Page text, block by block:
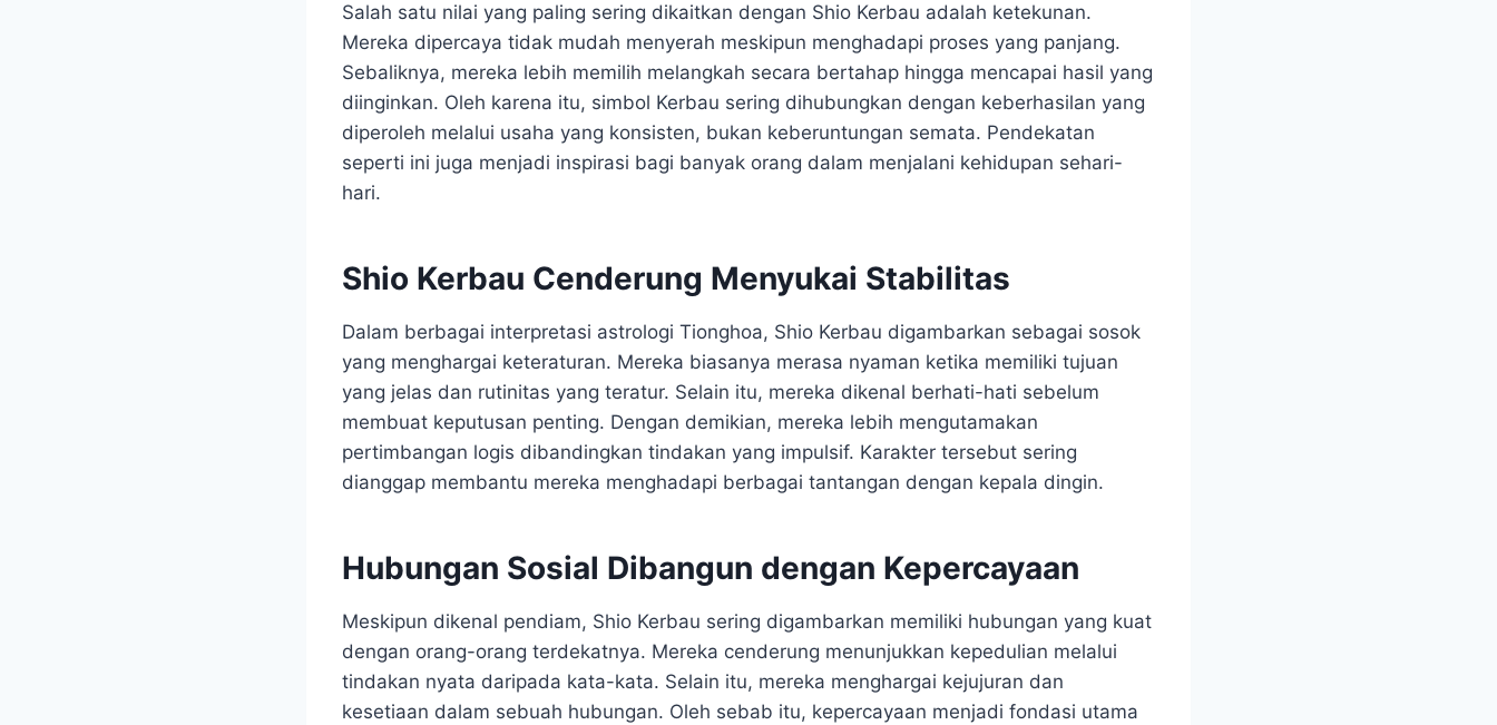
Salah satu nilai yang paling sering dikaitkan dengan Shio Kerbau adalah ketekunan.
Mereka dipercaya tidak mudah menyerah meskipun menghadapi proses yang panjang.
Sebaliknya, mereka lebih memilih melangkah secara bertahap hingga mencapai hasil yang
diinginkan. Oleh karena itu, simbol Kerbau sering dihubungkan dengan keberhasilan yang
diperoleh melalui usaha yang konsisten, bukan keberuntungan semata. Pendekatan
seperti ini juga menjadi inspirasi bagi banyak orang dalam menjalani kehidupan sehari-
hari.
Shio Kerbau Cenderung Menyukai Stabilitas
Dalam berbagai interpretasi astrologi Tionghoa, Shio Kerbau digambarkan sebagai sosok
yang menghargai keteraturan. Mereka biasanya merasa nyaman ketika memiliki tujuan
yang jelas dan rutinitas yang teratur. Selain itu, mereka dikenal berhati-hati sebelum
membuat keputusan penting. Dengan demikian, mereka lebih mengutamakan
pertimbangan logis dibandingkan tindakan yang impulsif. Karakter tersebut sering
dianggap membantu mereka menghadapi berbagai tantangan dengan kepala dingin.
Hubungan Sosial Dibangun dengan Kepercayaan
Meskipun dikenal pendiam, Shio Kerbau sering digambarkan memiliki hubungan yang kuat
dengan orang-orang terdekatnya. Mereka cenderung menunjukkan kepedulian melalui
tindakan nyata daripada kata-kata. Selain itu, mereka menghargai kejujuran dan
kesetiaan dalam sebuah hubungan. Oleh sebab itu, kepercayaan menjadi fondasi utama